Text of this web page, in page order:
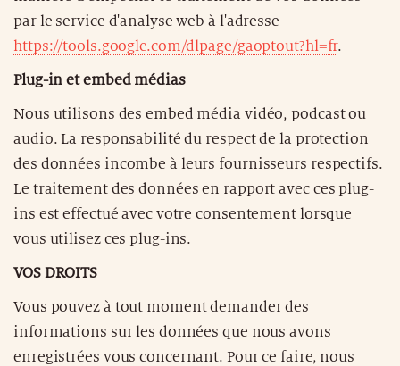
par le service d'analyse web à l'adresse
https://tools.google.com/dlpage/gaoptout?hl=fr.
Plug-in et embed médias
Nous utilisons des embed média vidéo, podcast ou
audio. La responsabilité du respect de la protection
des données incombe à leurs fournisseurs respectifs.
Le traitement des données en rapport avec ces plug-
ins est effectué avec votre consentement lorsque
vous utilisez ces plug-ins.
VOS DROITS
Vous pouvez à tout moment demander des
informations sur les données que nous avons
enregistrées vous concernant. Pour ce faire, nous